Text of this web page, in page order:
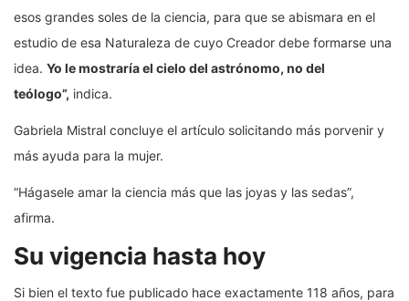
esos grandes soles de la ciencia, para que se abismara en el
estudio de esa Naturaleza de cuyo Creador debe formarse una
idea. Yo le mostraría el cielo del astrónomo, no del
teólogo”, indica.
Gabriela Mistral concluye el artículo solicitando más porvenir y
más ayuda para la mujer.
“Hágasele amar la ciencia más que las joyas y las sedas”,
afirma.
Su vigencia hasta hoy
Si bien el texto fue publicado hace exactamente 118 años, para